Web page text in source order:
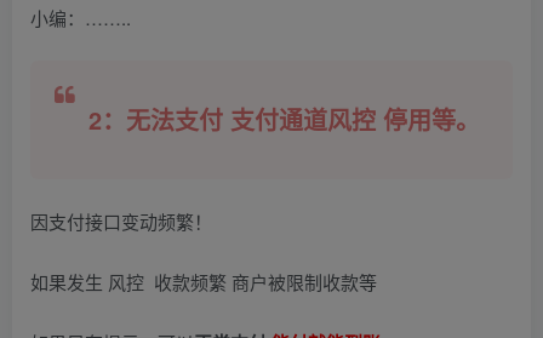
小编：……..
2：无法支付 支付通道风控 停用等。
因支付接口变动频繁！
如果发生 风控 收款频繁 商户被限制收款等